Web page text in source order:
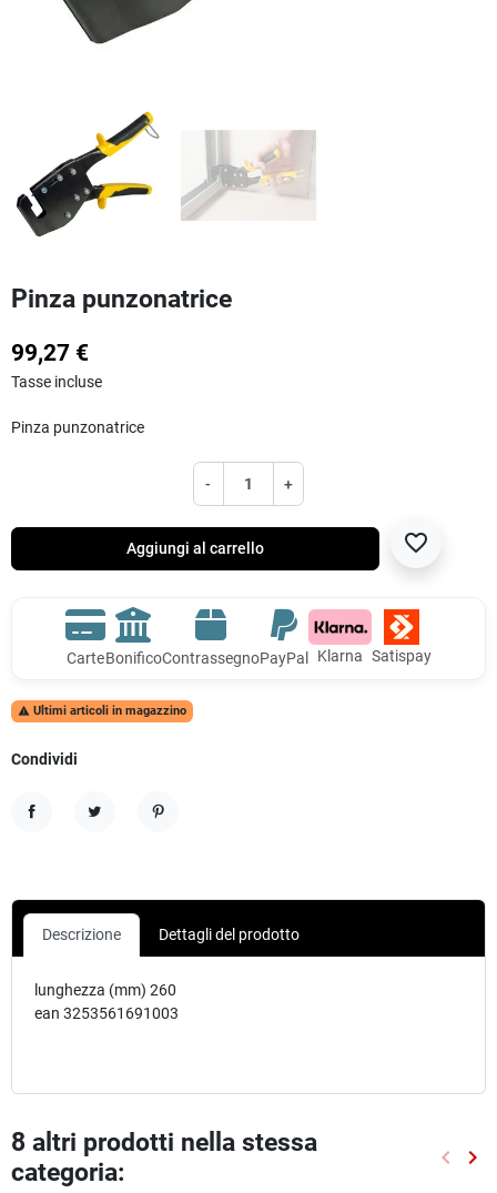
Pinza punzonatrice
99,27 €
Tasse incluse
Pinza punzonatrice
- +
Aggiungi al carrello favorite_border
CarteBonificoContrassegnoPayPal Klarna Satispay
 Ultimi articoli in magazzino
Condividi
Descrizione Dettagli del prodotto
lunghezza (mm) 260
ean 3253561691003
8 altri prodotti nella stessa
categoria:
keyboard_arrow_left keyboard_arrow_right